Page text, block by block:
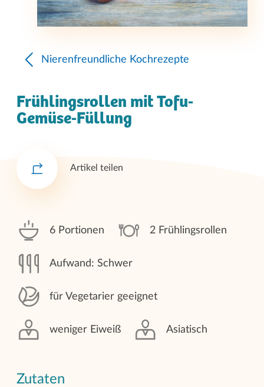
Nierenfreundliche Kochrezepte
Frühlingsrollen mit Tofu-
Gemüse-Füllung
Artikel teilen
6 Portionen 2 Frühlingsrollen
Aufwand: Schwer
für Vegetarier geeignet
weniger Eiweiß Asiatisch
Zutaten